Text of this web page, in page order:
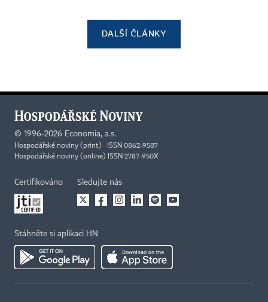
DALŠÍ ČLÁNKY
© 1996-2026 Economia, a.s.
Hospodářské noviny (print) ISSN 0862-9587
Hospodářské noviny (online) ISSN 2787-950X
Certifikováno Sledujte nás
Stáhněte si aplikaci HN